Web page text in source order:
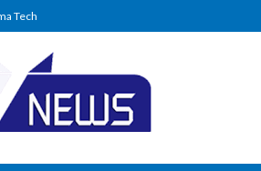
Tech